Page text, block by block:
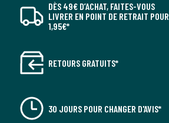
DÈS 49€ D’ACHAT, FAITES-VOUS
LIVRER EN POINT DE RETRAIT POUR
1,95€*
RETOURS GRATUITS*
30 JOURS POUR CHANGER D'AVIS*